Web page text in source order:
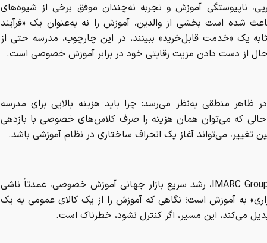
ناپیوستگی آموزش و تجربه نه‌چندان موفق برخی از شیوه‌های
شده است بخشی از والدین، آموزش را نه به‌عنوان یک «فرآیند
یک «خدمت قابل‌خرید» ببینند، در این چارچوب، مدرسه حتی از
حال از دست دادن مزیت رقابتی خود در برابر آموزش خصوصی است.
در ظاهر منطقی به‌نظر می‌رسد: چرا باید هزینه بالایی برای مدرسه
که می‌توان همان هزینه را صرف کلاس‌های خصوصی با بازدهی
تغییر، می‌تواند آغاز یک انحراف ساختاری در نظام آموزشی باشد.
بر اساس گزارش IMARC Group، رشد سریع بازار جهانی آموزش خصوصی، عمدتاً ناشی
به آموزش است؛ نگاهی که آموزش را از یک کالای عمومی به یک
می‌کند، این مسیر، اگر کنترل نشود، خطرناک است.